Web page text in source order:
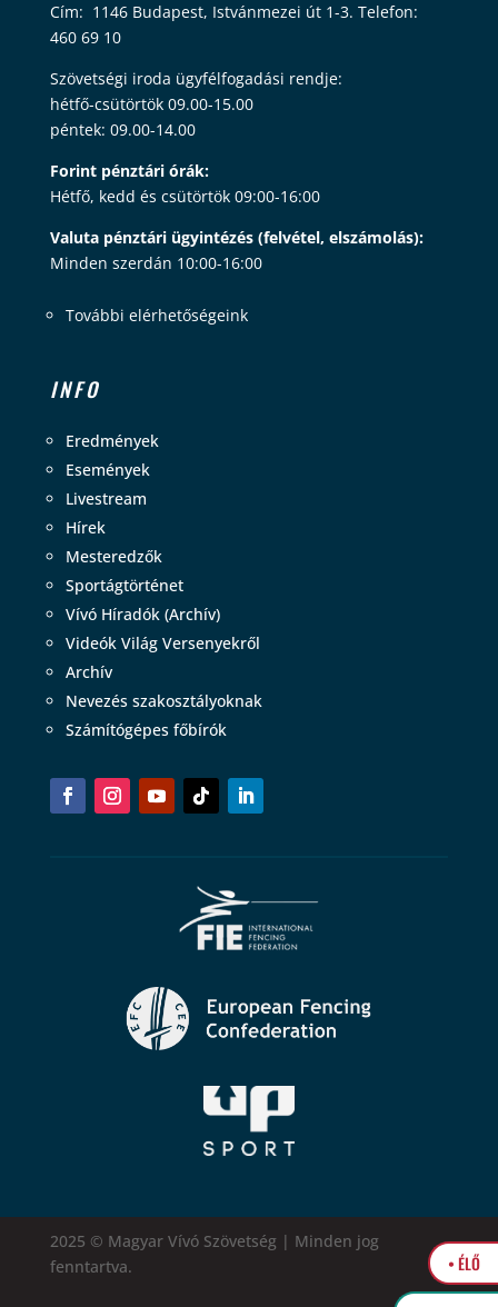
Cím: 1146 Budapest, Istvánmezei út 1-3. Telefon:
460 69 10
Szövetségi iroda ügyfélfogadási rendje:
hétfő-csütörtök 09.00-15.00
péntek: 09.00-14.00
Forint pénztári órák:
Hétfő, kedd és csütörtök 09:00-16:00
Valuta pénztári ügyintézés (felvétel, elszámolás):
Minden szerdán 10:00-16:00
További elérhetőségeink
INFO
Eredmények
Események
Livestream
Hírek
Mesteredzők
Sportágtörténet
Vívó Híradók (Archív)
Videók Világ Versenyekről
Archív
Nevezés szakosztályoknak
Számítógépes főbírók
2025 © Magyar Vívó Szövetség | Minden jog
fenntartva.
• ÉLŐ